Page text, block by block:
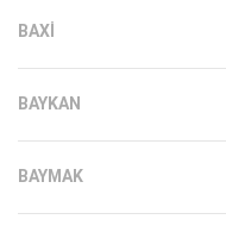
BAXI
BAYKAN
BAYMAK